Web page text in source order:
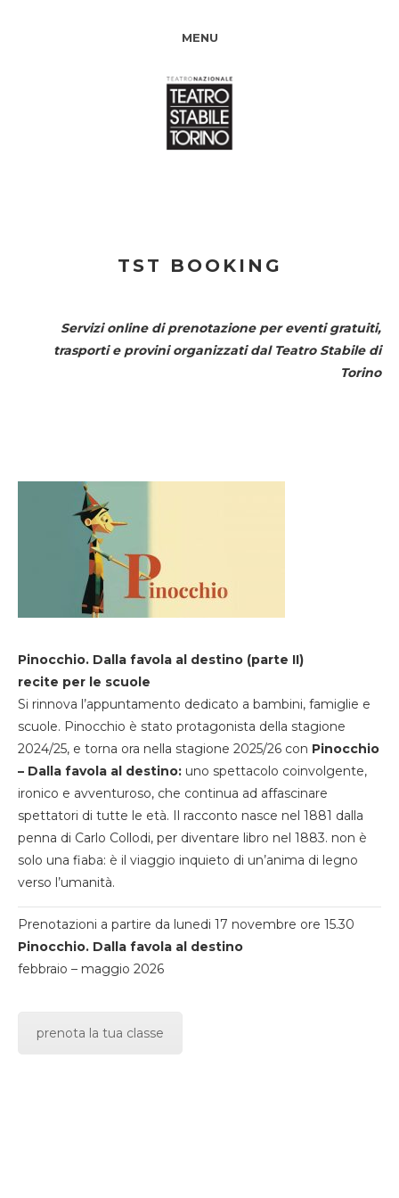
MENU
TST BOOKING
Servizi online di prenotazione per eventi gratuiti,
trasporti e provini organizzati dal Teatro Stabile di
Torino
Pinocchio. Dalla favola al destino (parte II)
recite per le scuole
Si rinnova l’appuntamento dedicato a bambini, famiglie e
scuole. Pinocchio è stato protagonista della stagione
2024/25, e torna ora nella stagione 2025/26 con Pinocchio
– Dalla favola al destino: uno spettacolo coinvolgente,
ironico e avventuroso, che continua ad affascinare
spettatori di tutte le età. Il racconto nasce nel 1881 dalla
penna di Carlo Collodi, per diventare libro nel 1883. non è
solo una fiaba: è il viaggio inquieto di un’anima di legno
verso l’umanità.
Prenotazioni a partire da lunedi 17 novembre ore 15.30
Pinocchio. Dalla favola al destino
febbraio – maggio 2026
prenota la tua classe